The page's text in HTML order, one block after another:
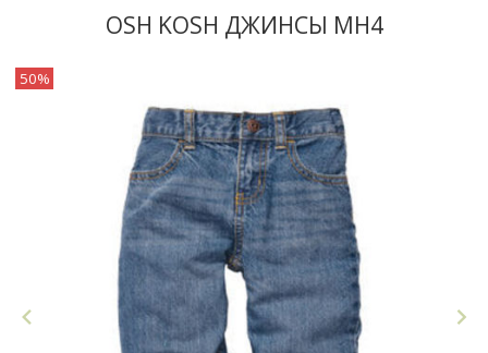
OSH KOSH ДЖИНСЫ МН4
50%